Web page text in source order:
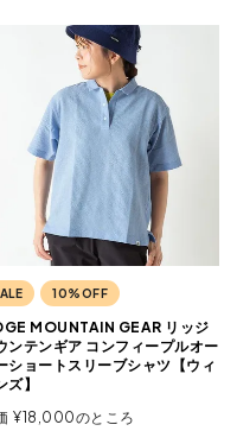
10%OFF
MOUNTAIN GEAR リッジ
ンテンギア コンフィープルオー
ショートスリーブシャツ【ウィ
ズ】
¥18,000のところ